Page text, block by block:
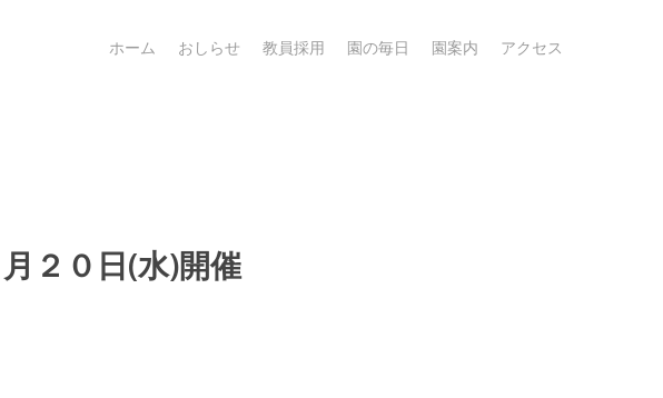
ホーム おしらせ 教員採用 園の毎日 園案内 アクセス
２０日(水)開催